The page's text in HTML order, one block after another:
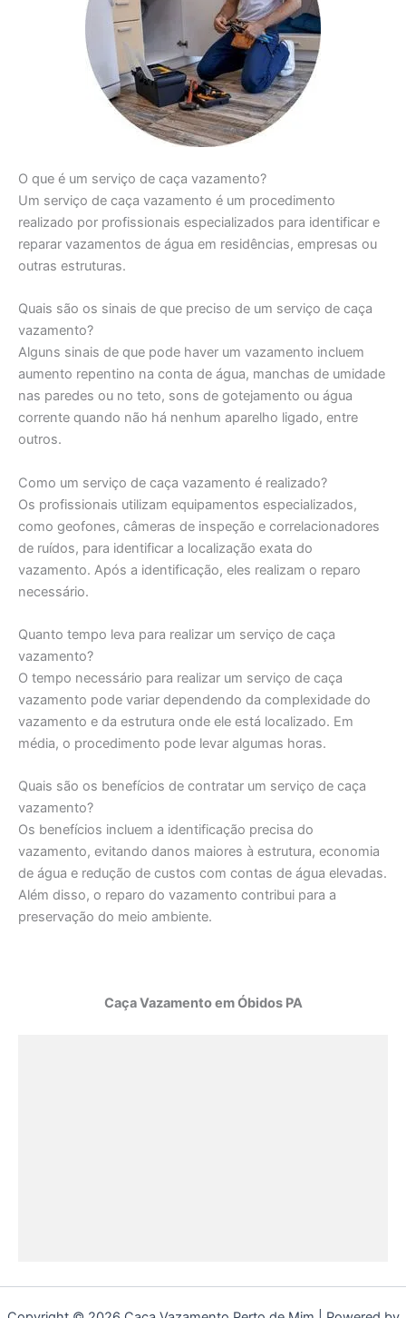
O que é um serviço de caça vazamento?
Um serviço de caça vazamento é um procedimento
realizado por profissionais especializados para identificar e
reparar vazamentos de água em residências, empresas ou
outras estruturas.
Quais são os sinais de que preciso de um serviço de caça
vazamento?
Alguns sinais de que pode haver um vazamento incluem
aumento repentino na conta de água, manchas de umidade
nas paredes ou no teto, sons de gotejamento ou água
corrente quando não há nenhum aparelho ligado, entre
outros.
Como um serviço de caça vazamento é realizado?
Os profissionais utilizam equipamentos especializados,
como geofones, câmeras de inspeção e correlacionadores
de ruídos, para identificar a localização exata do
vazamento. Após a identificação, eles realizam o reparo
necessário.
Quanto tempo leva para realizar um serviço de caça
vazamento?
O tempo necessário para realizar um serviço de caça
vazamento pode variar dependendo da complexidade do
vazamento e da estrutura onde ele está localizado. Em
média, o procedimento pode levar algumas horas.
Quais são os benefícios de contratar um serviço de caça
vazamento?
Os benefícios incluem a identificação precisa do
vazamento, evitando danos maiores à estrutura, economia
de água e redução de custos com contas de água elevadas.
Além disso, o reparo do vazamento contribui para a
preservação do meio ambiente.
Caça Vazamento em Óbidos PA